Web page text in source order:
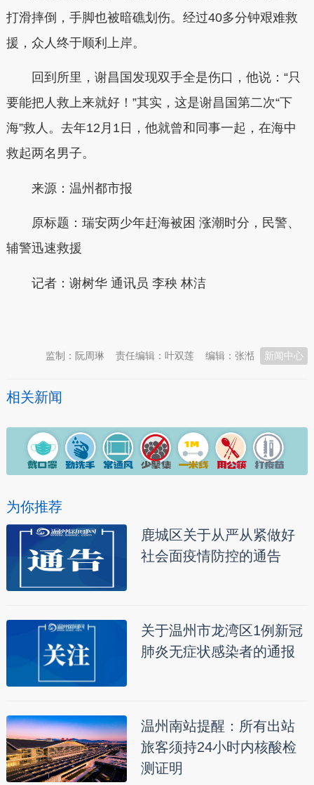
打滑摔倒，手脚也被暗礁划伤。经过40多分钟艰难救
援，众人终于顺利上岸。
回到所里，谢昌国发现双手全是伤口，他说：“只
要能把人救上来就好！”其实，这是谢昌国第二次“下
海”救人。去年12月1日，他就曾和同事一起，在海中
救起两名男子。
来源：温州都市报
原标题：瑞安两少年赶海被困 涨潮时分，民警、
辅警迅速救援
记者：谢树华 通讯员 李秧 林洁
新闻中心
编辑：张湉
责任编辑：叶双莲
监制：阮周琳
相关新闻
为你推荐
鹿城区关于从严从紧做好
社会面疫情防控的通告
关于温州市龙湾区1例新冠
肺炎无症状感染者的通报
温州南站提醒：所有出站
旅客须持24小时内核酸检
测证明